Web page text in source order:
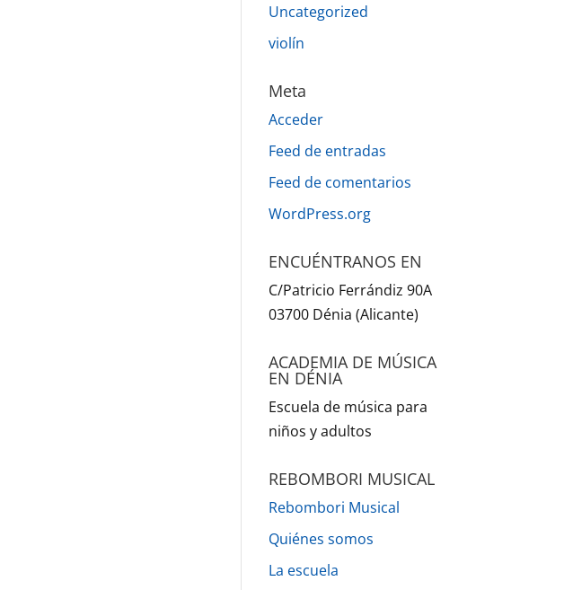
Uncategorized
violín
Meta
Acceder
Feed de entradas
Feed de comentarios
WordPress.org
ENCUÉNTRANOS EN
C/Patricio Ferrándiz 90A
03700 Dénia (Alicante)
ACADEMIA DE MÚSICA
EN DÉNIA
Escuela de música para
niños y adultos
REBOMBORI MUSICAL
Rebombori Musical
Quiénes somos
La escuela